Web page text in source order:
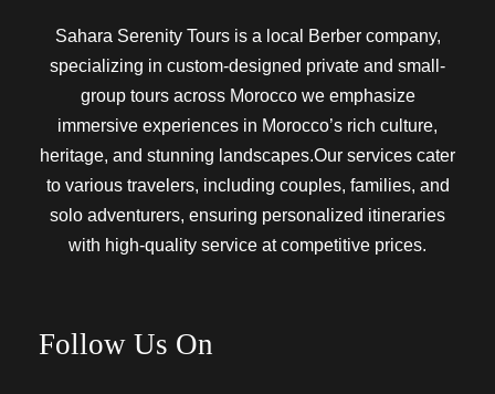
Sahara Serenity Tours is a local Berber company,
specializing in custom-designed private and small-
group tours across Morocco we emphasize
immersive experiences in Morocco’s rich culture,
heritage, and stunning landscapes.Our services cater
to various travelers, including couples, families, and
solo adventurers, ensuring personalized itineraries
with high-quality service at competitive prices.
Follow Us On